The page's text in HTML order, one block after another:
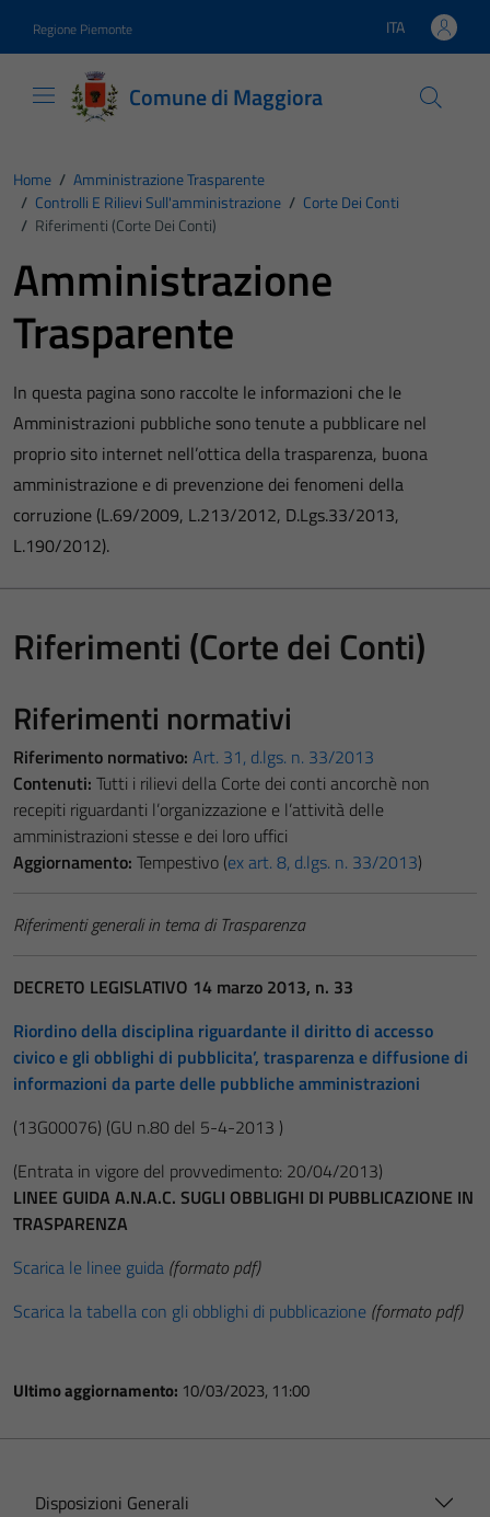
Regione Piemonte Lingua attiva:
ITA
Comune di Maggiora
Home / Amministrazione Trasparente
/ Controlli E Rilievi Sull'amministrazione / Corte Dei Conti
/ Riferimenti (Corte Dei Conti)
Amministrazione
Trasparente
In questa pagina sono raccolte le informazioni che le
Amministrazioni pubbliche sono tenute a pubblicare nel
proprio sito internet nell’ottica della trasparenza, buona
amministrazione e di prevenzione dei fenomeni della
corruzione (L.69/2009, L.213/2012, D.Lgs.33/2013,
L.190/2012).
Riferimenti (Corte dei Conti)
Riferimenti normativi
Riferimento normativo: Art. 31, d.lgs. n. 33/2013
Contenuti: Tutti i rilievi della Corte dei conti ancorchè non
recepiti riguardanti l’organizzazione e l’attività delle
amministrazioni stesse e dei loro uffici
Aggiornamento: Tempestivo (ex art. 8, d.lgs. n. 33/2013)
Riferimenti generali in tema di Trasparenza
DECRETO LEGISLATIVO 14 marzo 2013, n. 33
Riordino della disciplina riguardante il diritto di accesso
civico e gli obblighi di pubblicita’, trasparenza e diffusione di
informazioni da parte delle pubbliche amministrazioni
(13G00076) (GU n.80 del 5-4-2013 )
(Entrata in vigore del provvedimento: 20/04/2013)
LINEE GUIDA A.N.A.C. SUGLI OBBLIGHI DI PUBBLICAZIONE IN
TRASPARENZA
Scarica le linee guida (formato pdf)
Scarica la tabella con gli obblighi di pubblicazione (formato pdf)
Ultimo aggiornamento: 10/03/2023, 11:00
Disposizioni Generali